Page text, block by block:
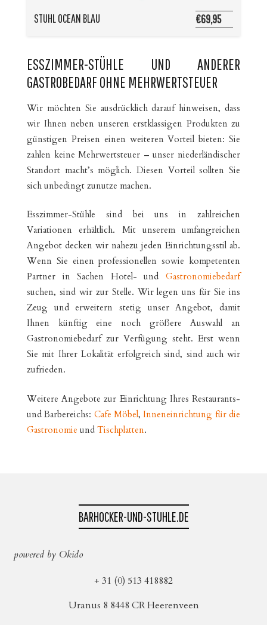
STUHL OCEAN BLAU €69,95
ESSZIMMER-STÜHLE UND ANDERER
GASTROBEDARF OHNE MEHRWERTSTEUER
Wir möchten Sie ausdrücklich darauf hinweisen, dass
wir Ihnen neben unseren erstklassigen Produkten zu
günstigen Preisen einen weiteren Vorteil bieten: Sie
zahlen keine Mehrwertsteuer – unser niederländischer
Standort macht’s möglich. Diesen Vorteil sollten Sie
sich unbedingt zunutze machen.
Esszimmer-Stühle sind bei uns in zahlreichen
Variationen erhältlich. Mit unserem umfangreichen
Angebot decken wir nahezu jeden Einrichtungsstil ab.
Wenn Sie einen professionellen sowie kompetenten
Partner in Sachen Hotel- und Gastronomiebedarf
suchen, sind wir zur Stelle. Wir legen uns für Sie ins
Zeug und erweitern stetig unser Angebot, damit
Ihnen künftig eine noch größere Auswahl an
Gastronomiebedarf zur Verfügung steht. Erst wenn
Sie mit Ihrer Lokalität erfolgreich sind, sind auch wir
zufrieden.
Weitere Angebote zur Einrichtung Ihres Restaurants-
und Barbereichs: Cafe Möbel,Inneneinrichtung für die
Gastronomie und Tischplatten.
BARHOCKER-UND-STUHLE.DE
powered by Okido
+ 31 (0) 513 418882
Uranus 8 8448 CR Heerenveen